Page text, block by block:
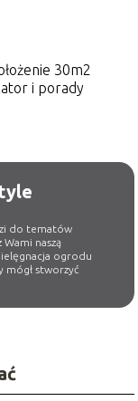
30m2
i porady
do tematów
naszą
ogrodu
mógł stworzyć